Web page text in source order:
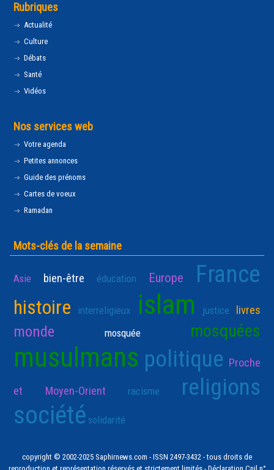
Rubriques
Actualité
Culture
Débats
Santé
Vidéos
Nos services web
Votre agenda
Petites annonces
Guide des prénoms
Cartes de voeux
Ramadan
Mots-clés de la semaine
Asie bien-être éducation Europe France
histoire interreligieux islam justice livres
monde mosquée mosquées
musulmans politique Proche
et Moyen-Orient racisme religions
société solidarité
copyright © 2002-2025 Saphirnews.com - ISSN 2497-3432 - tous droits de